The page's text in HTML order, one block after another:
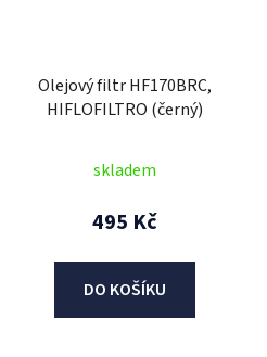
Olejový filtr HF170BRC,
HIFLOFILTRO (černý)
skladem
495 Kč
DO KOŠÍKU